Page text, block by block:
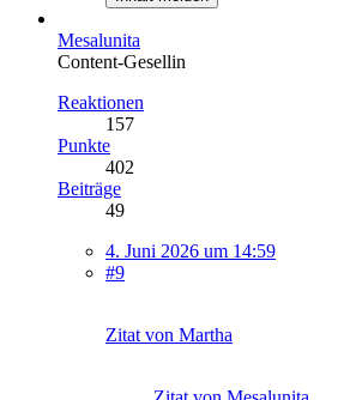
Mesalunita
Content-Gesellin
Reaktionen
157
Punkte
402
Beiträge
49
4. Juni 2026 um 14:59
#9
Zitat von Martha